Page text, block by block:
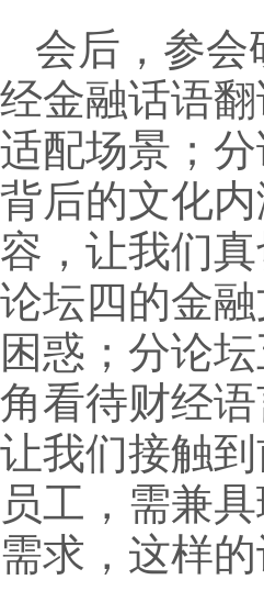
会后，参会
经金融话语
适配场景；
背后的文化
容，让我们
论坛四的金
困惑；分论
角看待财经
让我们接触
员工，需兼
需求，这样